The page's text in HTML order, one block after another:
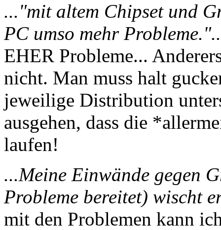
..."mit altem Chipset und
PC umso mehr
EHER Probleme...
nicht. Man muss halt
jeweilige Distribution
ausgehen, dass die
laufen!
...Meine Einwände gegen
Probleme bereitet) wischt
mit den Problemen kann